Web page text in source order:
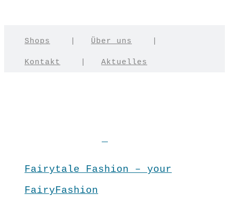
Shops Über uns
Kontakt Aktuelles
Fairytale Fashion – your
FairyFashion